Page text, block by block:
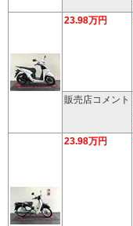
23.98万円
販売店コメント
23.98万円